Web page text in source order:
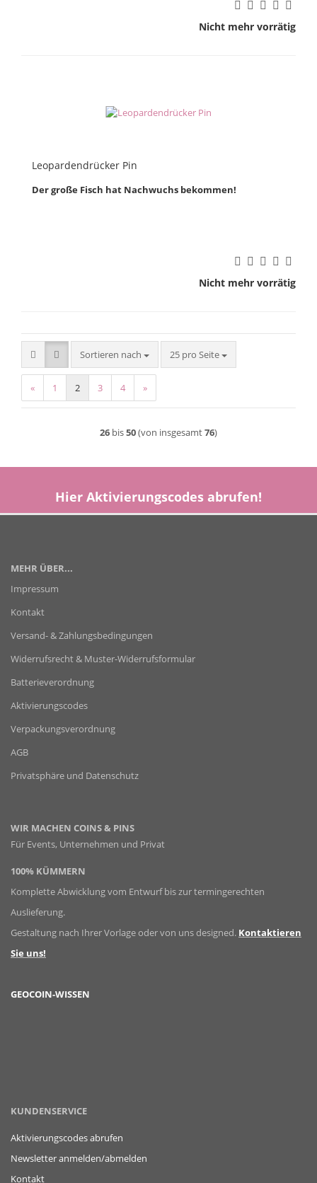
Nicht mehr vorrätig
Leopardendrücker Pin
Der große Fisch hat Nachwuchs bekommen!
Nicht mehr vorrätig
Sortieren nach
Sortieren nach 25 pro Seite
pro Seite
« 1 2 3 4 »
26 bis50(von insgesamt76)
Hier Aktivierungscodes abrufen!
MEHR ÜBER...
Impressum
Kontakt
Versand- & Zahlungsbedingungen
Widerrufsrecht & Muster-Widerrufsformular
Batterieverordnung
Aktivierungscodes
Verpackungsverordnung
AGB
Privatsphäre und Datenschutz
WIR MACHEN COINS & PINS
Für Events, Unternehmen und Privat
100% KÜMMERN
Komplette Abwicklung vom Entwurf bis zur termingerechten
Auslieferung.
Gestaltung nach Ihrer Vorlage oder von uns designed. Kontaktieren
Sie uns!
GEOCOIN-WISSEN
KUNDENSERVICE
Aktivierungscodes abrufen
Newsletter anmelden/abmelden
Kontakt